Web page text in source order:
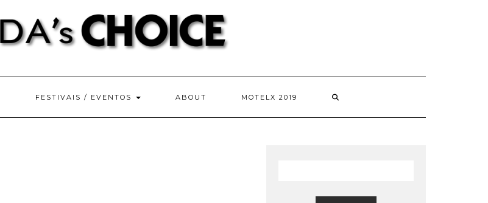
FESTIVAIS / EVENTOS ABOUT MOTELX 2019